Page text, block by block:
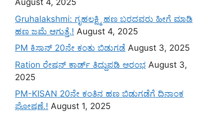
August 4, 2025
Gruhalakshmi: ಗೃಹಲಕ್ಷ್ಮಿ ಹಣ ಬರದವರು ಹೀಗೆ ಮಾಡಿ
ಹಣ ಜಮೆ‌ ಆಗುತ್ತೆ.! August 4, 2025
PM ಕಿಸಾನ್ 20ನೇ ಕಂತು ಬಿಡುಗಡೆ August 3, 2025
Ration ರೇಷನ್ ಕಾರ್ಡ್ ತಿದ್ದುಪಡಿ ಆರಂಭ August 3,
2025
PM-KISAN 20ನೇ ಕಂತಿನ ಹಣ ಬಿಡುಗಡೆಗೆ ದಿನಾಂಕ
ಘೋಷಣೆ.! August 1, 2025